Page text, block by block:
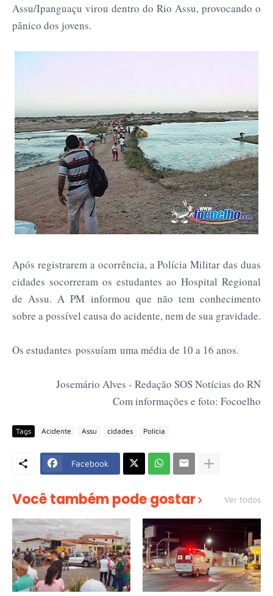
Assu/Ipanguaçu virou dentro do Rio Assu, provocando o
pânico dos jovens.
Após registrarem a ocorrência, a Polícia Militar das duas
cidades socorreram os estudantes ao Hospital Regional
de Assu. A PM informou que não tem conhecimento
sobre a possível causa do acidente, nem de sua gravidade.
Os estudantes possuíam uma média de 10 a 16 anos.
Josemário Alves - Redação SOS Notícias do RN
Com informações e foto: Focoelho
Tags Acidente Assu cidades Polícia
Facebook
Você também pode gostar Ver todos